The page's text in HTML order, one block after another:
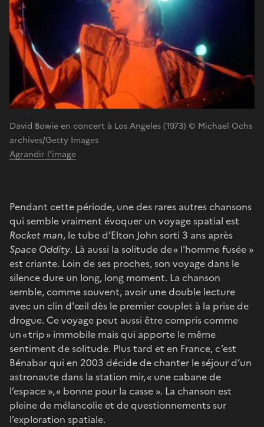
David Bowie en concert à Los Angeles (1973) © Michael Ochs
archives/Getty Images
Agrandir l'image
Pendant cette période, une des rares autres chansons
qui semble vraiment évoquer un voyage spatial est
Rocket man, le tube d’Elton John sorti 3 ans après
Space Oddity. Là aussi la solitude de « l'homme fusée »
est criante. Loin de ses proches, son voyage dans le
silence dure un long, long moment. La chanson
semble, comme souvent, avoir une double lecture
avec un clin d'œil dès le premier couplet à la prise de
drogue. Ce voyage peut aussi être compris comme
un « trip » immobile mais qui apporte le même
sentiment de solitude. Plus tard et en France, c’est
Bénabar qui en 2003 décide de chanter le séjour d’un
astronaute dans la station mir, « une cabane de
l’espace », « bonne pour la casse ». La chanson est
pleine de mélancolie et de questionnements sur
l’exploration spatiale.